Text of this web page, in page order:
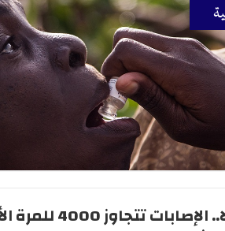
إيبولا.. الإصابات